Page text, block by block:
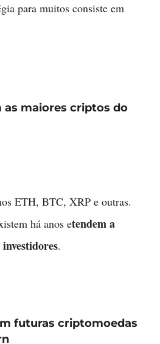
para muitos consiste em
maiores criptos do
ETH, BTC, XRP e outras.
há anos etendem a
.
futuras criptomoedas